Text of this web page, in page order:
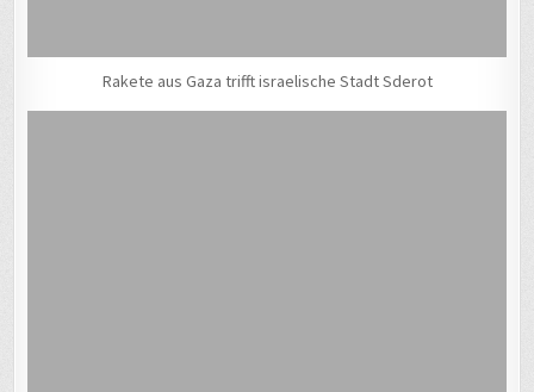
Rakete aus Gaza trifft israelische Stadt Sderot